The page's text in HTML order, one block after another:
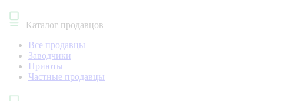
Каталог продавцов
Все продавцы
Заводчики
Приюты
Частные продавцы